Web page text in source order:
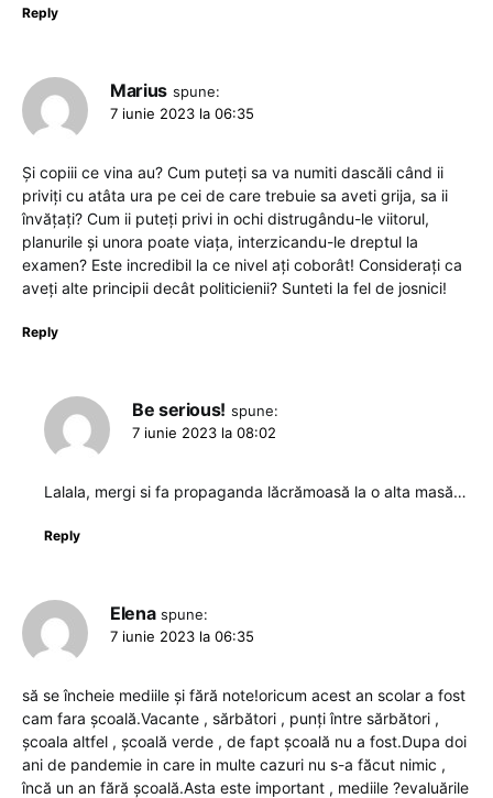
Reply
Marius spune:
7 iunie 2023 la 06:35
Și copiii ce vina au? Cum puteți sa va numiti dascăli când ii
priviți cu atâta ura pe cei de care trebuie sa aveti grija, sa ii
învățați? Cum ii puteți privi in ochi distrugându-le viitorul,
planurile și unora poate viața, interzicandu-le dreptul la
examen? Este incredibil la ce nivel ați coborât! Considerați ca
aveți alte principii decât politicienii? Sunteti la fel de josnici!
Reply
Be serious! spune:
7 iunie 2023 la 08:02
Lalala, mergi si fa propaganda lăcrămoasă la o alta masă…
Reply
Elena spune:
7 iunie 2023 la 06:35
să se încheie mediile și fără note!oricum acest an scolar a fost
cam fara școală.Vacante , sărbători , punți între sărbători ,
școala altfel , școală verde , de fapt școală nu a fost.Dupa doi
ani de pandemie in care in multe cazuri nu s-a făcut nimic ,
încă un an fără școală.Asta este important , mediile ?evaluările